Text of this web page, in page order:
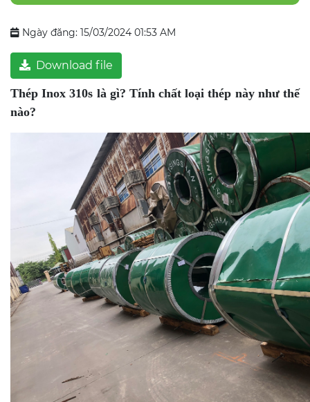
Ngày đăng: 15/03/2024 01:53 AM
Download file
Thép Inox 310s là gì? Tính chất loại thép này như thế
nào?